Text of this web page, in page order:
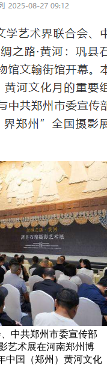
中共郑州市委宣传部
艺术展在河南郑州博
中国（郑州）黄河文化